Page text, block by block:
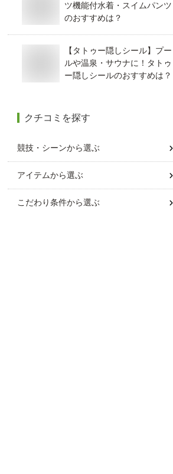
ツ機能付水着・スイムパンツ
のおすすめは？
【タトゥー隠しシール】プー
ルや温泉・サウナに！タトゥ
ー隠しシールのおすすめは？
クチコミを探す
競技・シーンから選ぶ
アイテムから選ぶ
こだわり条件から選ぶ